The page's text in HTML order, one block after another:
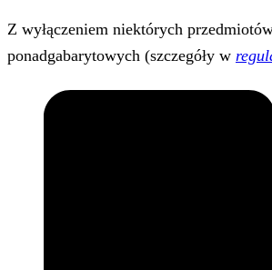
Z wyłączeniem niektórych
ponadgabarytowych (szczegóły w